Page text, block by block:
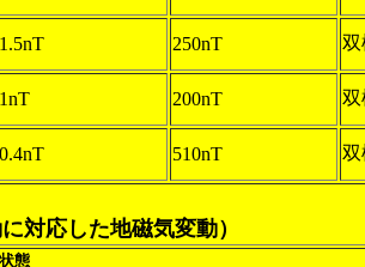
1.5nT 250nT 双
1nT 200nT 双
0.4nT 510nT 双
対応した地磁気変動）
状態